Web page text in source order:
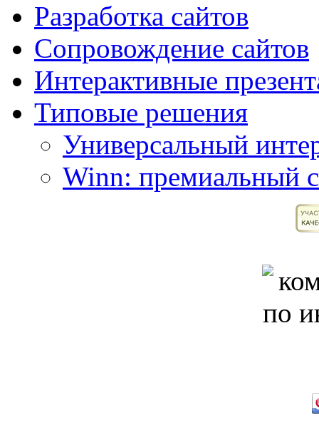
Разработка сайтов
Сопровождение сайтов
Интерактивные
Типовые решения
Универсальный
Winn: премиальный